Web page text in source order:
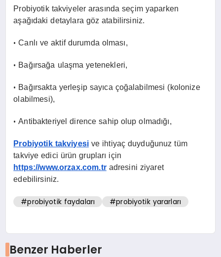
Probiyotik takviyeler arasında seçim yaparken
aşağıdaki detaylara göz atabilirsiniz.
•Canlı ve aktif durumda olması,
• Bağırsağa ulaşma yetenekleri,
• Bağırsakta yerleşip sayıca çoğalabilmesi (kolonize
olabilmesi),
•Antibakteriyel dirence sahip olup olmadığı,
Probiyotik takviyesive ihtiyaç duyduğunuz tüm
takviye edici ürün grupları için
https://www.orzax.com.tradresini ziyaret
edebilirsiniz.
#probiyotik faydaları #probiyotik yararları
Benzer Haberler